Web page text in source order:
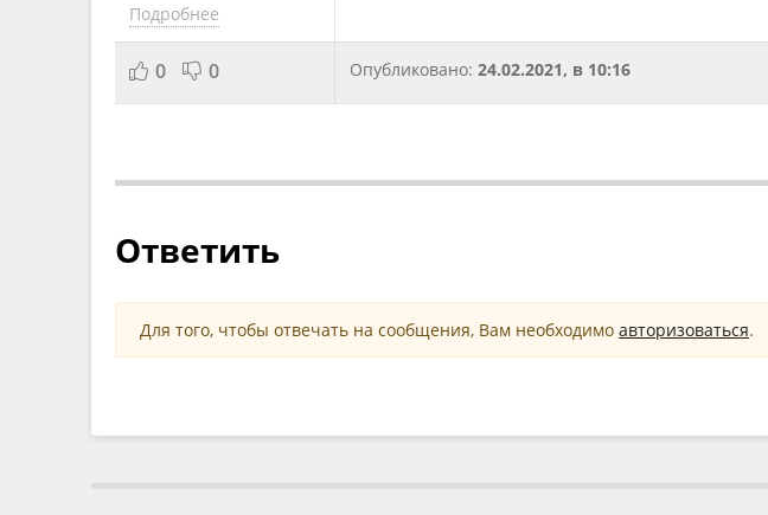
Подробнее
0 0 Опубликовано: 24.02.2021, в 10:16
Ответить
Для того, чтобы отвечать на сообщения, Вам необходимо авторизоваться.